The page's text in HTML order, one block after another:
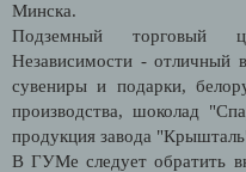
Минска.
Подземный торговый
Независимости - отличный
сувениры и подарки,
производства, шоколад
продукция завода
В ГУМе следует обратить